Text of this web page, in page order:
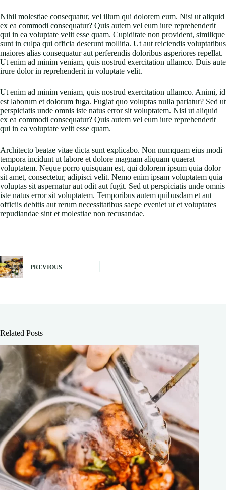
Nihil molestiae consequatur, vel illum qui dolorem eum. Nisi ut aliquid
ex ea commodi consequatur? Quis autem vel eum iure reprehenderit
qui in ea voluptate velit esse quam. Cupiditate non provident, similique
sunt in culpa qui officia deserunt mollitia. Ut aut reiciendis voluptatibus
maiores alias consequatur aut perferendis doloribus asperiores repellat.
Ut enim ad minim veniam, quis nostrud exercitation ullamco. Duis aute
irure dolor in reprehenderit in voluptate velit.
Ut enim ad minim veniam, quis nostrud exercitation ullamco. Animi, id
est laborum et dolorum fuga. Fugiat quo voluptas nulla pariatur? Sed ut
perspiciatis unde omnis iste natus error sit voluptatem. Nisi ut aliquid
ex ea commodi consequatur? Quis autem vel eum iure reprehenderit
qui in ea voluptate velit esse quam.
Architecto beatae vitae dicta sunt explicabo. Non numquam eius modi
tempora incidunt ut labore et dolore magnam aliquam quaerat
voluptatem. Neque porro quisquam est, qui dolorem ipsum quia dolor
sit amet, consectetur, adipisci velit. Nemo enim ipsam voluptatem quia
voluptas sit aspernatur aut odit aut fugit. Sed ut perspiciatis unde omnis
iste natus error sit voluptatem. Temporibus autem quibusdam et aut
officiis debitis aut rerum necessitatibus saepe eveniet ut et voluptates
repudiandae sint et molestiae non recusandae.
PREVIOUS
Related Posts